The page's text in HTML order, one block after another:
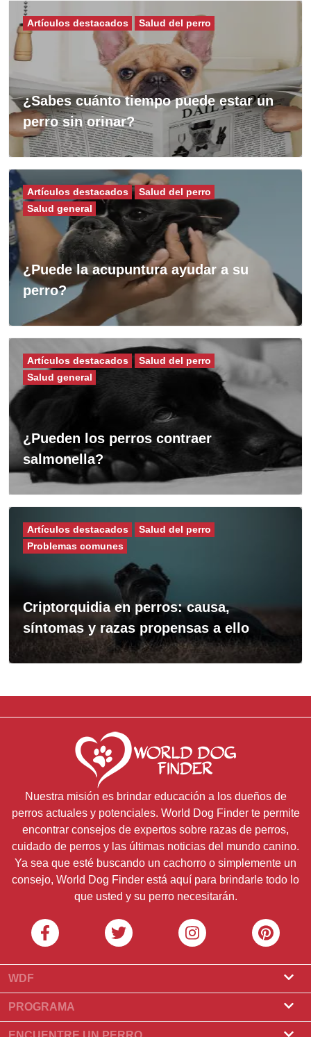
¿Sabes cuánto tiempo puede estar un
perro sin orinar?
Artículos destacados Salud del perro
¿Puede la acupuntura ayudar a su
perro?
Artículos destacados
Salud del perro
Salud general
¿Pueden los perros contraer
salmonella?
Artículos destacados
Salud del perro
Salud general
Criptorquidia en perros: causa,
síntomas y razas propensas a ello
Artículos destacados
Salud del perro
Problemas comunes
Nuestra misión es brindar educación a los dueños de
perros actuales y potenciales. World Dog Finder te permite
encontrar consejos de expertos sobre razas de perros,
cuidado de perros y las últimas noticias del mundo canino.
Ya sea que esté buscando un cachorro o simplemente un
consejo, World Dog Finder está aquí para brindarle todo lo
que usted y su perro necesitarán.
WDF
Sobre nosotros
¿Qué es World Dog Finder?
PROGRAMA
Programa de criadores